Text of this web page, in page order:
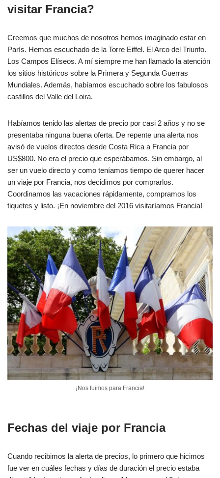
visitar Francia?
Creemos que muchos de nosotros hemos imaginado estar en
París. Hemos escuchado de la Torre Eiffel. El Arco del Triunfo.
Los Campos Elíseos. A mí siempre me han llamado la atención
los sitios históricos sobre la Primera y Segunda Guerras
Mundiales. Además, habíamos escuchado sobre los fabulosos
castillos del Valle del Loira.
Habíamos tenido las alertas de precio por casi 2 años y no se
presentaba ninguna buena oferta. De repente una alerta nos
avisó de vuelos directos desde Costa Rica a Francia por
US$800. No era el precio que esperábamos. Sin embargo, al
ser un vuelo directo y como teníamos tiempo de querer hacer
un viaje por Francia, nos decidimos por comprarlos.
Coordinamos las vacaciones rápidamente, compramos los
tiquetes y listo. ¡En noviembre del 2016 visitaríamos Francia!
¡Nos fuimos para Francia!
Fechas del viaje por Francia
Cuando recibimos la alerta de precios, lo primero que hicimos
fue ver en cuáles fechas y días de duración el precio estaba